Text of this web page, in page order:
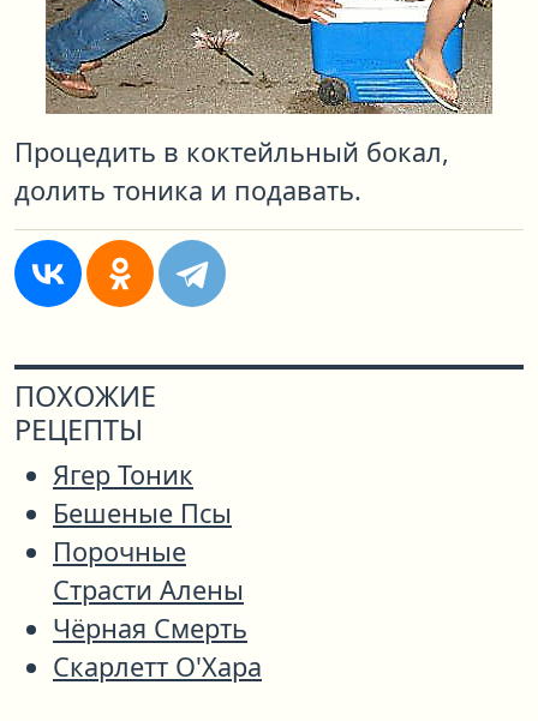
Процедить в коктейльный бокал,
долить тоника и подавать.
ПОХОЖИЕ
РЕЦЕПТЫ
Ягер Тоник
Бешеные Псы
Порочные
Страсти Алены
Чёрная Смерть
Скарлетт О'Хара